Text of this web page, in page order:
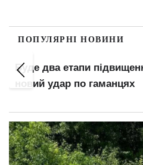
ПОПУЛЯРНІ НОВИНИ
Буде два етапи
новий удар по гаманцях